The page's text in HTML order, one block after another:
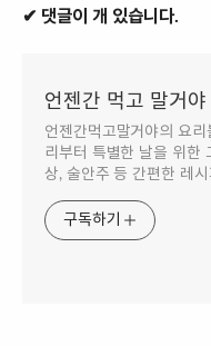
✔ 댓글이 개 있습니다.
언젠간 먹고 말거야
언젠간먹고말거야의 요
리부터 특별한 날을 위한
상, 술안주 등 간편한 레
구독하기